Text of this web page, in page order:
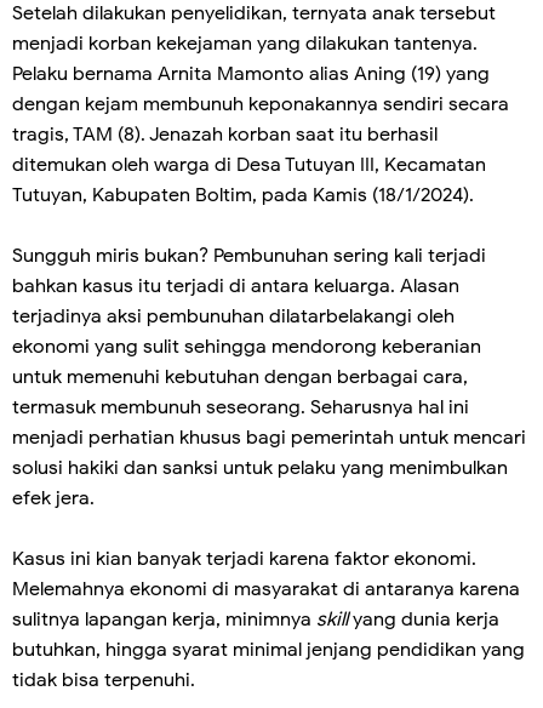
Setelah dilakukan penyelidikan, ternyata anak tersebut
menjadi korban kekejaman yang dilakukan tantenya.
Pelaku bernama Arnita Mamonto alias Aning (19) yang
dengan kejam membunuh keponakannya sendiri secara
tragis, TAM (8). Jenazah korban saat itu berhasil
ditemukan oleh warga di Desa Tutuyan III, Kecamatan
Tutuyan, Kabupaten Boltim, pada Kamis (18/1/2024).
Sungguh miris bukan? Pembunuhan sering kali terjadi
bahkan kasus itu terjadi di antara keluarga. Alasan
terjadinya aksi pembunuhan dilatarbelakangi oleh
ekonomi yang sulit sehingga mendorong keberanian
untuk memenuhi kebutuhan dengan berbagai cara,
termasuk membunuh seseorang. Seharusnya hal ini
menjadi perhatian khusus bagi pemerintah untuk mencari
solusi hakiki dan sanksi untuk pelaku yang menimbulkan
efek jera.
Kasus ini kian banyak terjadi karena faktor ekonomi.
Melemahnya ekonomi di masyarakat di antaranya karena
sulitnya lapangan kerja, minimnya skillyang dunia kerja
butuhkan, hingga syarat minimal jenjang pendidikan yang
tidak bisa terpenuhi.